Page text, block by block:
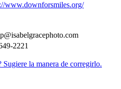
www.downforsmiles.org/
2221
Sugiere la manera de corregirlo.